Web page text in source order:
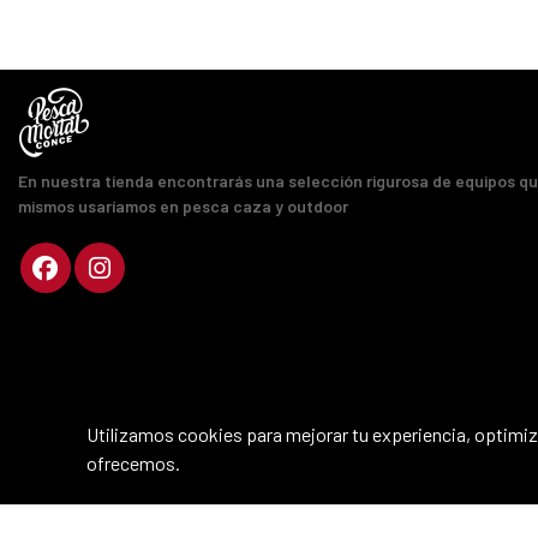
En nuestra tienda encontrarás una selección rigurosa de equipos
mismos usaríamos en pesca caza y outdoor
Utilizamos cookies para mejorar tu experiencia,
ofrecemos.